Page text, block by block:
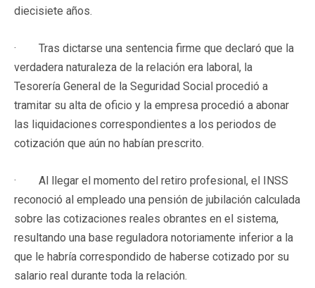
diecisiete años.
· Tras dictarse una sentencia firme que declaró que la
verdadera naturaleza de la relación era laboral, la
Tesorería General de la Seguridad Social procedió a
tramitar su alta de oficio y la empresa procedió a abonar
las liquidaciones correspondientes a los periodos de
cotización que aún no habían prescrito.
· Al llegar el momento del retiro profesional, el INSS
reconoció al empleado una pensión de jubilación calculada
sobre las cotizaciones reales obrantes en el sistema,
resultando una base reguladora notoriamente inferior a la
que le habría correspondido de haberse cotizado por su
salario real durante toda la relación.